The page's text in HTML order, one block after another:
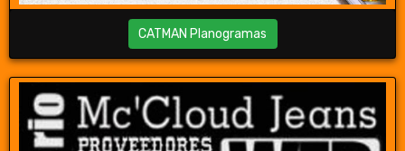
CATMAN Planogramas